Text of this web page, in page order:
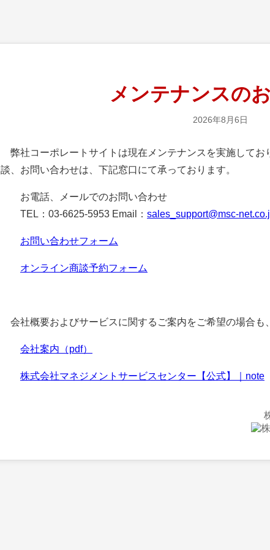
メンテナンスの
2026年8月6日
弊社コーポレートサイトは現在メンテナンスを実施してお
談、お問い合わせは、下記窓口にて承っております。
お電話、メールでのお問い合わせ
TEL：03-6625-5953 Email： sales_support@msc-
お問い合わせフォーム
オンライン商談予約フォーム
会社概要およびサービスに関するご案内をご希望の場合も
会社案内（pdf）
株式会社マネジメントサービスセンター【公式】｜note